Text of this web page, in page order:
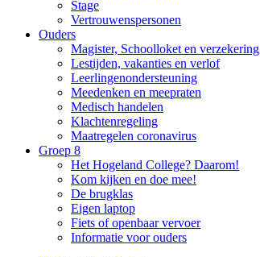
Stage
Vertrouwenspersonen
Ouders
Magister, Schoolloket en verzekering
Lestijden, vakanties en verlof
Leerlingenondersteuning
Meedenken en meepraten
Medisch handelen
Klachtenregeling
Maatregelen coronavirus
Groep 8
Het Hogeland College? Daarom!
Kom kijken en doe mee!
De brugklas
Eigen laptop
Fiets of openbaar vervoer
Informatie voor ouders